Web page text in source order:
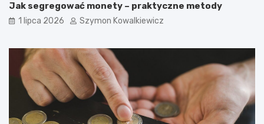
Jak segregować monety – praktyczne metody
1 lipca 2026 Szymon Kowalkiewicz